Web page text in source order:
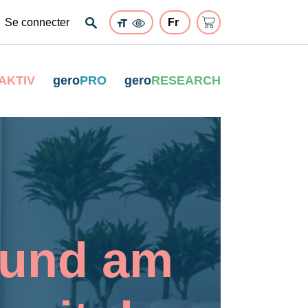
Se connecter
geroPRO geroRESEARCH
am